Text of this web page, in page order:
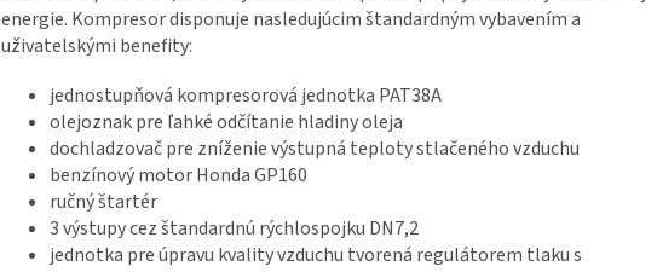
energie. Kompresor disponuje nasledujúcim štandardným vybavením a
uživatelskými benefity:
jednostupňová kompresorová jednotka PAT38A
olejoznak pre ľahké odčítanie hladiny oleja
dochladzovač pre zníženie výstupná teploty stlačeného vzduchu
benzínový motor Honda GP160
ručný štartér
3 výstupy cez štandardnú rýchlospojku DN7,2
jednotka pre úpravu kvality vzduchu tvorená regulátorem tlaku s